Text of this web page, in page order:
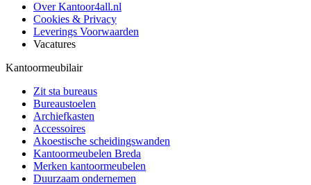
Over Kantoor4all.nl
Cookies & Privacy
Leverings Voorwaarden
Vacatures
Kantoormeubilair
Zit sta bureaus
Bureaustoelen
Archiefkasten
Accessoires
Akoestische scheidingswanden
Kantoormeubelen Breda
Merken kantoormeubelen
Duurzaam ondernemen